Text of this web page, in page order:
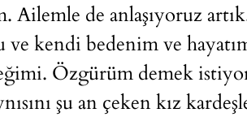
Ailemle de anlaşıyoruz
kendi bedenim ve
Özgürüm demek
şu an çeken kız